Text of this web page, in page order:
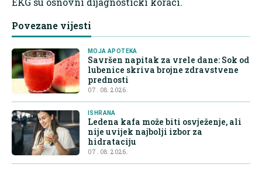
Povezane vijesti
MOJA APOTEKA
Savršen napitak za vrele dane: Sok od
lubenice skriva brojne zdravstvene
prednosti
07. 08. 2026.
ISHRANA
Ledena kafa može biti osvježenje, ali
nije uvijek najbolji izbor za
hidrataciju
07. 08. 2026.